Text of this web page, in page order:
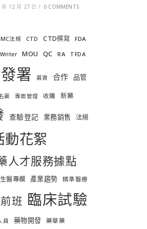
年 12 月 27 日 / 0 COMMENTS
法規 CTD CTD撰寫 FDA
MOU QC RA TFDA
署 募資 合作 品管
藥 專案管理 收購 新藥
查驗登記 業務銷售 法規
動花絮
人才服務據點
生醫專欄 產業趨勢 精準醫療
班 臨床試驗
員 藥物開發 藥華藥